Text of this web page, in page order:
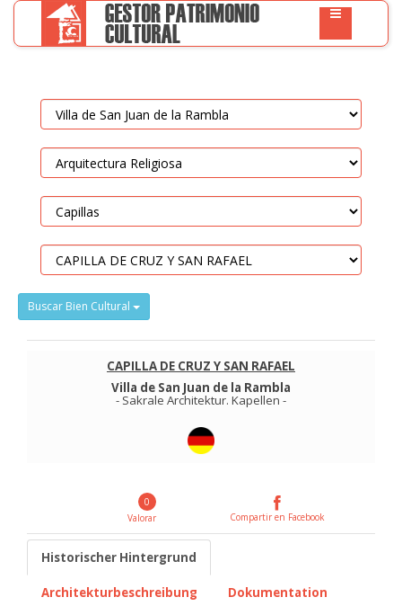
Buscar Bien Cultural
CAPILLA DE CRUZ Y SAN RAFAEL
Villa de San Juan de la Rambla
- Sakrale Architektur. Kapellen -
0
Valorar
Compartir en Facebook
Historischer Hintergrund
Architekturbeschreibung Dokumentation